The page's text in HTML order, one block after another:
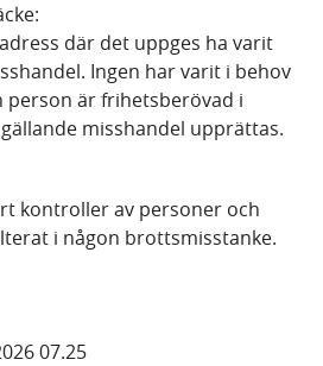
där det uppges ha varit
Ingen har varit i behov
person är frihetsberövad i
misshandel upprättas.
kontroller av personer och
i någon brottsmisstanke.
07.25